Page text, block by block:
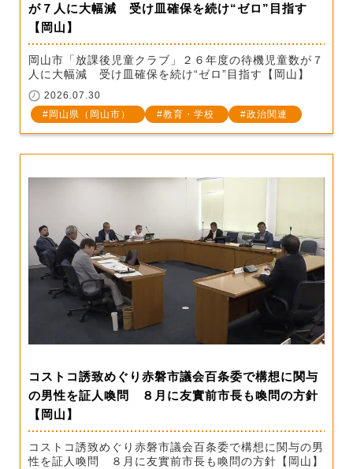
が７人に大幅減 受け皿確保を続け“ゼロ”目指す
【岡山】
岡山市「放課後児童クラブ」２６年度の待機児童数が７
人に大幅減 受け皿確保を続け“ゼロ”目指す【岡山】
2026.07.30
岡山県（岡山市）
教育・学校 政治関連
コストコ誘致めぐり赤磐市議会百条委で構想に関与
の男性を証人喚問 ８月に友實前市長も喚問の方針
【岡山】
コストコ誘致めぐり赤磐市議会百条委で構想に関与の男
性を証人喚問 ８月に友實前市長も喚問の方針【岡山】